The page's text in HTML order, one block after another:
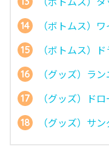
（ボトムス）
（ボトムス）
（グッズ）ラ
（グッズ）ド
（グッズ）サ